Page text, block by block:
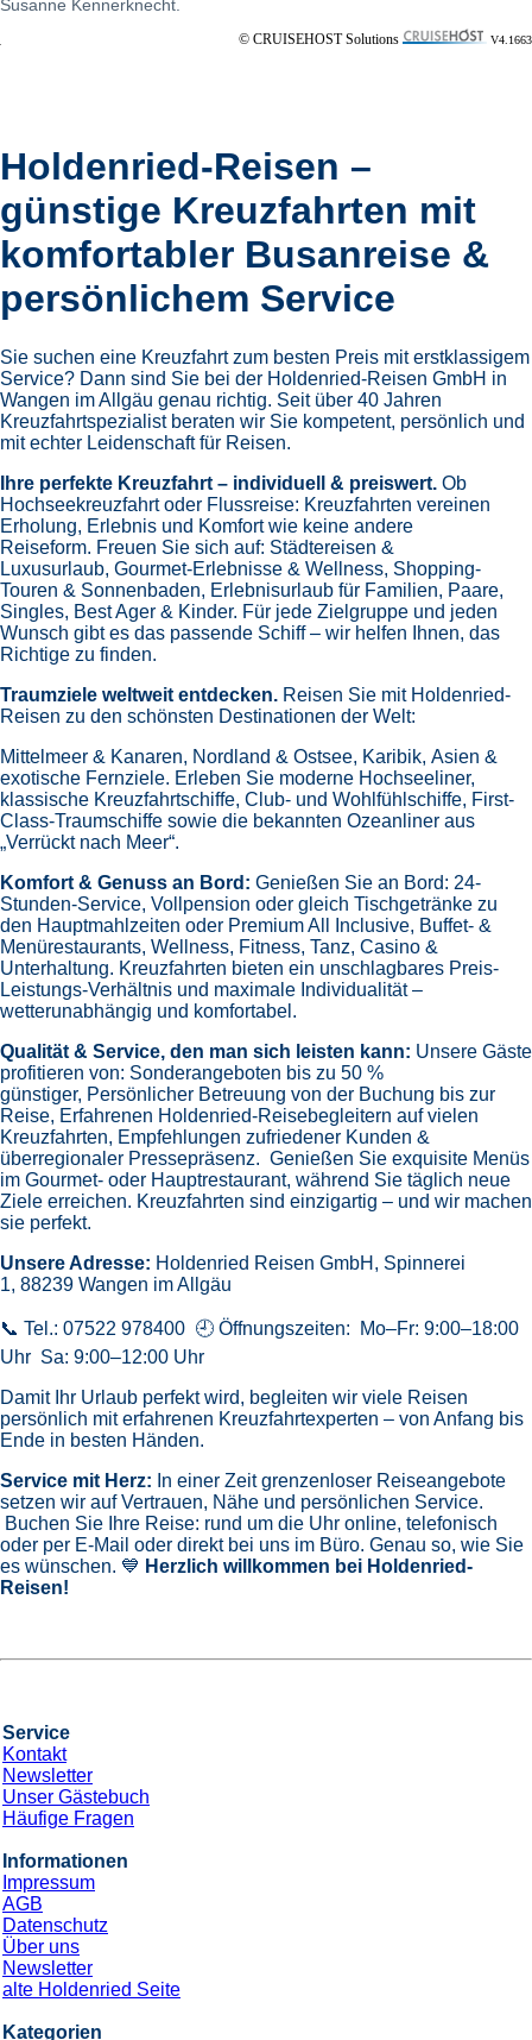
Susanne Kennerknecht.
© CRUISEHOST Solutions V4.1663
Holdenried-Reisen –
günstige Kreuzfahrten mit
komfortabler Busanreise &
persönlichem Service
Sie suchen eine Kreuzfahrt zum besten Preis mit erstklassigem
Service? Dann sind Sie bei der Holdenried-Reisen GmbH in
Wangen im Allgäu genau richtig. Seit über 40 Jahren
Kreuzfahrtspezialist beraten wir Sie kompetent, persönlich und
mit echter Leidenschaft für Reisen.
Ihre perfekte Kreuzfahrt – individuell & preiswert. Ob
Hochseekreuzfahrt oder Flussreise: Kreuzfahrten vereinen
Erholung, Erlebnis und Komfort wie keine andere
Reiseform. Freuen Sie sich auf: Städtereisen &
Luxusurlaub, Gourmet-Erlebnisse & Wellness, Shopping-
Touren & Sonnenbaden, Erlebnisurlaub für Familien, Paare,
Singles, Best Ager & Kinder. Für jede Zielgruppe und jeden
Wunsch gibt es das passende Schiff – wir helfen Ihnen, das
Richtige zu finden.
Traumziele weltweit entdecken. Reisen Sie mit Holdenried-
Reisen zu den schönsten Destinationen der Welt:
Mittelmeer & Kanaren, Nordland & Ostsee, Karibik, Asien &
exotische Fernziele. Erleben Sie moderne Hochseeliner,
klassische Kreuzfahrtschiffe, Club- und Wohlfühlschiffe, First-
Class-Traumschiffe sowie die bekannten Ozeanliner aus
„Verrückt nach Meer“.
Komfort & Genuss an Bord: Genießen Sie an Bord: 24-
Stunden-Service, Vollpension oder gleich Tischgetränke zu
den Hauptmahlzeiten oder Premium All Inclusive, Buffet- &
Menürestaurants, Wellness, Fitness, Tanz, Casino &
Unterhaltung. Kreuzfahrten bieten ein unschlagbares Preis-
Leistungs-Verhältnis und maximale Individualität –
wetterunabhängig und komfortabel.
Qualität & Service, den man sich leisten kann: Unsere Gäste
profitieren von: Sonderangeboten bis zu 50 %
günstiger, Persönlicher Betreuung von der Buchung bis zur
Reise, Erfahrenen Holdenried-Reisebegleitern auf vielen
Kreuzfahrten, Empfehlungen zufriedener Kunden &
überregionaler Pressepräsenz. Genießen Sie exquisite Menüs
im Gourmet- oder Hauptrestaurant, während Sie täglich neue
Ziele erreichen. Kreuzfahrten sind einzigartig – und wir machen
sie perfekt.
Unsere Adresse: Holdenried Reisen GmbH, Spinnerei
1, 88239 Wangen im Allgäu
📞 Tel.: 07522 978400 🕘 Öffnungszeiten: Mo–Fr: 9:00–18:00
Uhr Sa: 9:00–12:00 Uhr
Damit Ihr Urlaub perfekt wird, begleiten wir viele Reisen
persönlich mit erfahrenen Kreuzfahrtexperten – von Anfang bis
Ende in besten Händen.
Service mit Herz: In einer Zeit grenzenloser Reiseangebote
setzen wir auf Vertrauen, Nähe und persönlichen Service.
Buchen Sie Ihre Reise: rund um die Uhr online, telefonisch
oder per E-Mail oder direkt bei uns im Büro. Genau so, wie Sie
es wünschen. 💙 Herzlich willkommen bei Holdenried-
Reisen!
Service
Kontakt
Newsletter
Unser Gästebuch
Häufige Fragen
Informationen
Impressum
AGB
Datenschutz
Über uns
Newsletter
alte Holdenried Seite
Kategorien